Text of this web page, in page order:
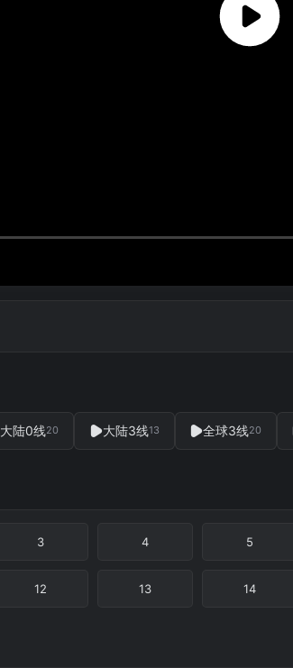
大陆0线20 大陆3线13 全球3线20
3 4 5
12 13 14